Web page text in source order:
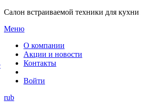
Салон встраиваемой техники для кухни
Меню
О компании
Акции и новости
Контакты
Войти
rub